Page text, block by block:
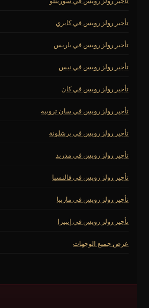
تأجير رولز رويس في كابري
تأجير رولز رويس في باريس
تأجير رولز رويس في نيس
تأجير رولز رويس في كان
تأجير رولز رويس في سان تروبيه
تأجير رولز رويس في برشلونة
تأجير رولز رويس في مدريد
تأجير رولز رويس في فالنسيا
تأجير رولز رويس في ماربيا
تأجير رولز رويس في إيبيزا
عرض جميع الوجهات